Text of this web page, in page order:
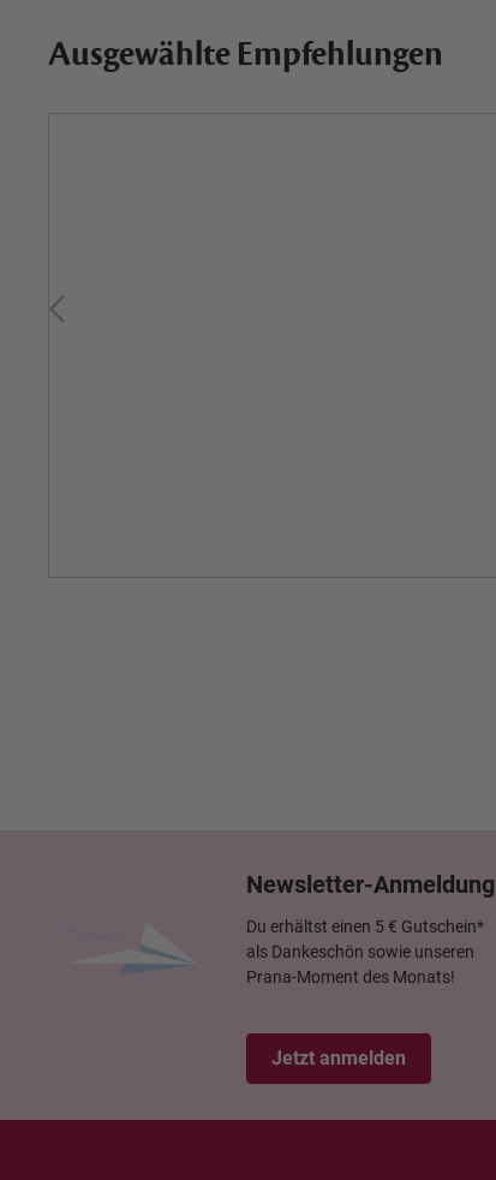
Ausgewählte Empfehlungen
Newsletter-Anmeldung
Du erhältst einen 5 € Gutschein*
als Dankeschön sowie unseren
Prana-Moment des Monats!
Jetzt anmelden